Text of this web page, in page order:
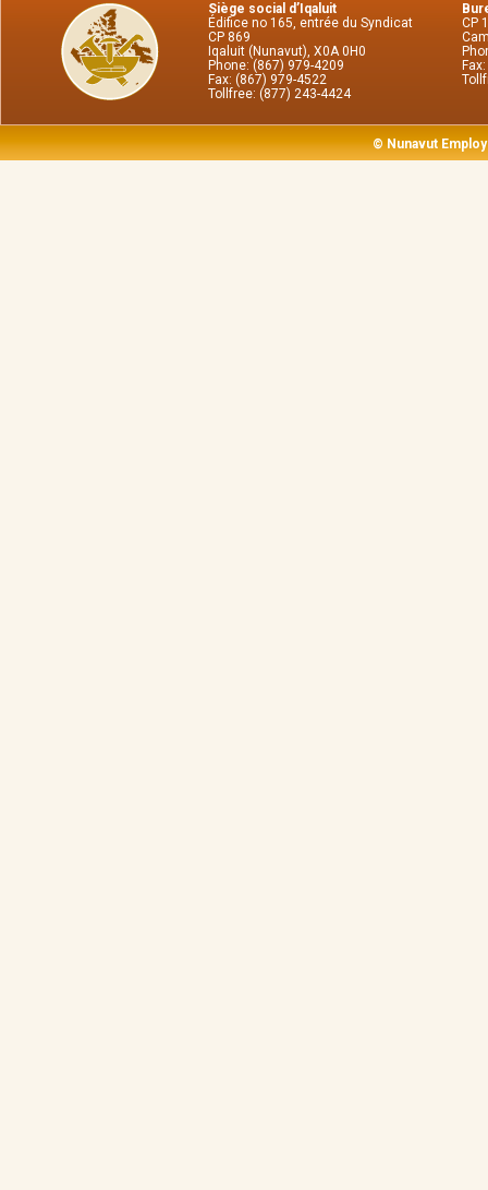
Siège social d’Iqaluit
Édifice no 165, entrée du Syndicat
CP 869
Iqaluit (Nunavut), X0A 0H0
Phone: (867) 979-4209
Fax: (867) 979-4522
Tollfree: (877) 243-4424
CP
© Nunavut